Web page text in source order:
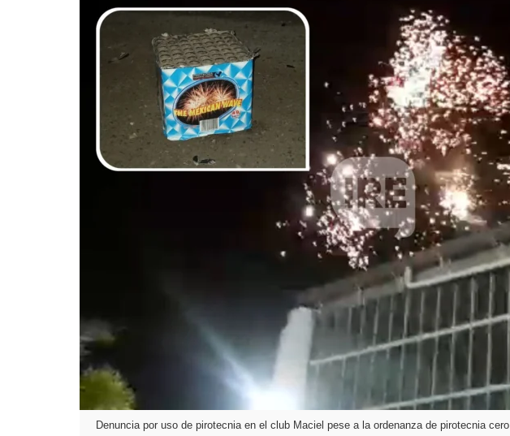
Denuncia por uso de pirotecnia en el club Maciel pese a la ordenanza de pirotecnia cero